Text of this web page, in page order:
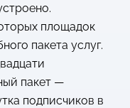
площадок
пакета услуг.
пакет —
подписчиков в